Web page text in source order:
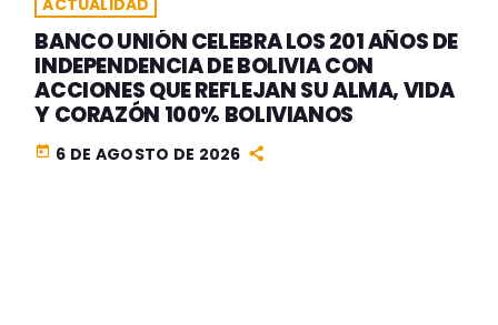
BANCO UNIÓN CELEBRA LOS 201 AÑOS DE
INDEPENDENCIA DE BOLIVIA CON
ACCIONES QUE REFLEJAN SU ALMA, VIDA
Y CORAZÓN 100% BOLIVIANOS
today 6 DE AGOSTO DE 2026